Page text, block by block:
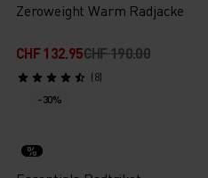
Zeroweight Warm Radjacke
CHF 132.95CHF 190.00
(8)
-30%
%